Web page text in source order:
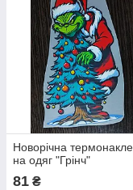
Новорічна
на одяг "Грінч"
81 ₴